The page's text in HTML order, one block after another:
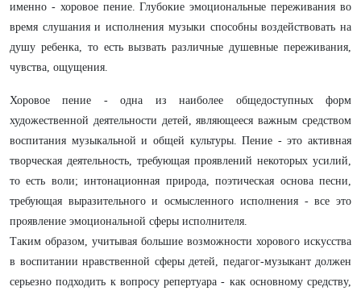
именно - хоровое пение. Глубокие эмоциональные переживания во
время слушания и исполнения музыки способны воздействовать на
душу ребенка, то есть вызвать различные душевные переживания,
чувства, ощущения.
Хоровое пение - одна из наиболее общедоступных форм
художественной деятельности детей, являющееся важным средством
воспитания музыкальной и общей культуры. Пение - это активная
творческая деятельность, требующая проявлений некоторых усилий,
то есть воли; интонационная природа, поэтическая основа песни,
требующая выразительного и осмысленного исполнения - все это
проявление эмоциональной сферы исполнителя.
Таким образом, учитывая большие возможности хорового искусства
в воспитании нравственной сферы детей, педагог-музыкант должен
серьезно подходить к вопросу репертуара - как основному средству,